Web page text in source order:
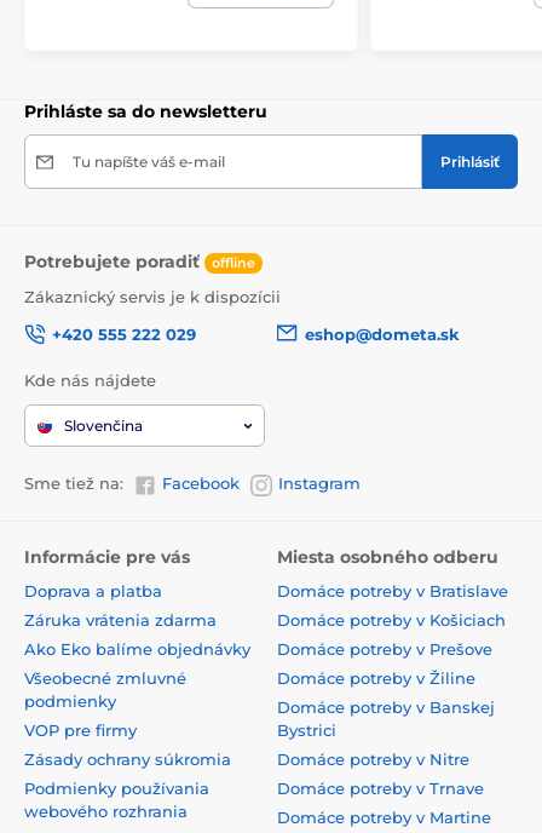
Prihláste sa do newsletteru
Tu napíšte váš e-mail Prihlásiť
Potrebujete poradiť offline
Zákaznický servis je k dispozícii
+420 555 222 029
eshop@dometa.sk
Kde nás nájdete
Slovenčina
Sme tiež na: Facebook Instagram
Informácie pre vás
Doprava a platba
Záruka vrátenia zdarma
Ako Eko balíme objednávky
Všeobecné zmluvné
podmienky
VOP pre firmy
Zásady ochrany súkromia
Podmienky používania
webového rozhrania
Miesta osobného odberu
Domáce potreby v Bratislave
Domáce potreby v Košiciach
Domáce potreby v Prešove
Domáce potreby v Žiline
Domáce potreby v Banskej
Bystrici
Domáce potreby v Nitre
Domáce potreby v Trnave
Domáce potreby v Martine